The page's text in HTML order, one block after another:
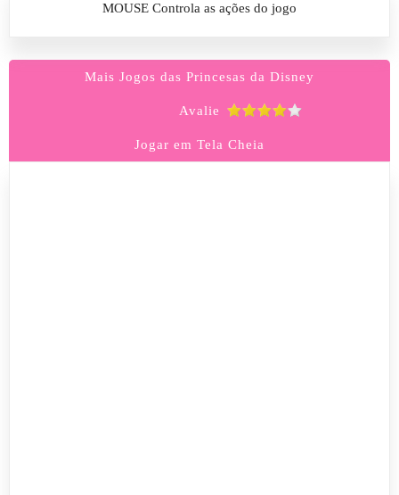
MOUSE Controla as ações do jogo
Mais Jogos das Princesas da Disney
Avalie
Jogar em Tela Cheia